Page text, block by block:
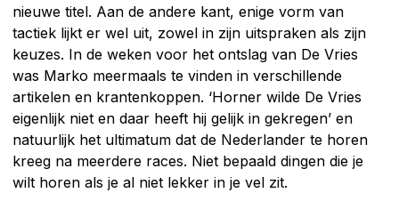
nieuwe titel. Aan de andere kant, enige vorm van
tactiek lijkt er wel uit, zowel in zijn uitspraken als zijn
keuzes. In de weken voor het ontslag van De Vries
was Marko meermaals te vinden in verschillende
artikelen en krantenkoppen. ‘Horner wilde De Vries
eigenlijk niet en daar heeft hij gelijk in gekregen’ en
natuurlijk het ultimatum dat de Nederlander te horen
kreeg na meerdere races. Niet bepaald dingen die je
wilt horen als je al niet lekker in je vel zit.